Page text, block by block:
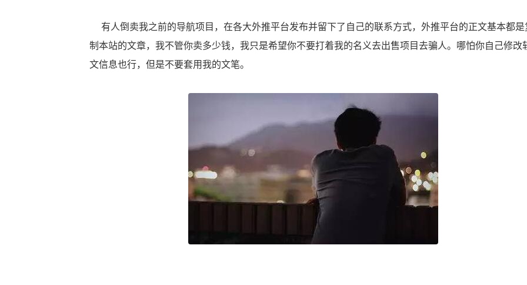
有人倒卖我之前的导航项目，在各大外推平台发布并留下了自己的联系方式，外推平台的正文基本都是
制本站的文章，我不管你卖多少钱，我只是希望你不要打着我的名义去出售项目去骗人。哪怕你自己修改
文信息也行，但是不要套用我的文笔。